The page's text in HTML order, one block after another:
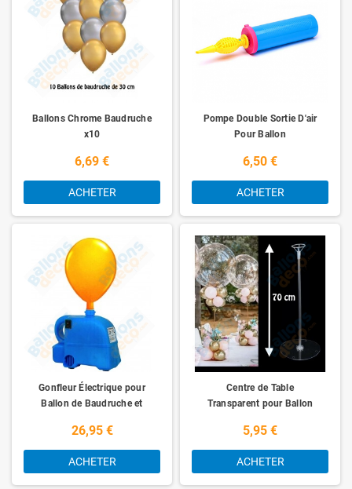
Ballons Chrome Baudruche
x10
6,69 €
ACHETER
Pompe Double Sortie D'air
Pour Ballon
6,50 €
ACHETER
Gonfleur Électrique pour
Ballon de Baudruche et
26,95 €
ACHETER
Centre de Table
Transparent pour Ballon
5,95 €
ACHETER